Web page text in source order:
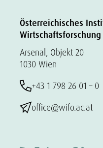
Österreichisches
Wirtschaftsforschung
Arsenal, Objekt 20
1030 Wien
+43 1 798 26 01 – 0
office@wifo.ac.at